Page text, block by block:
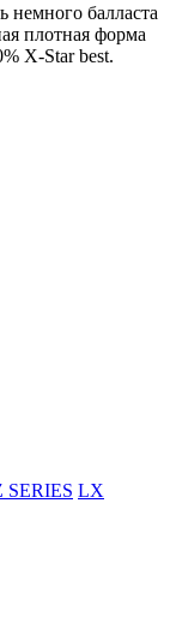
немного балласта
плотная форма
X-Star best.
SERIES LX